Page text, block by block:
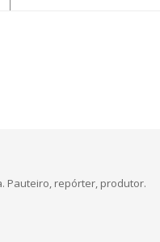
Pauteiro, repórter, produtor.